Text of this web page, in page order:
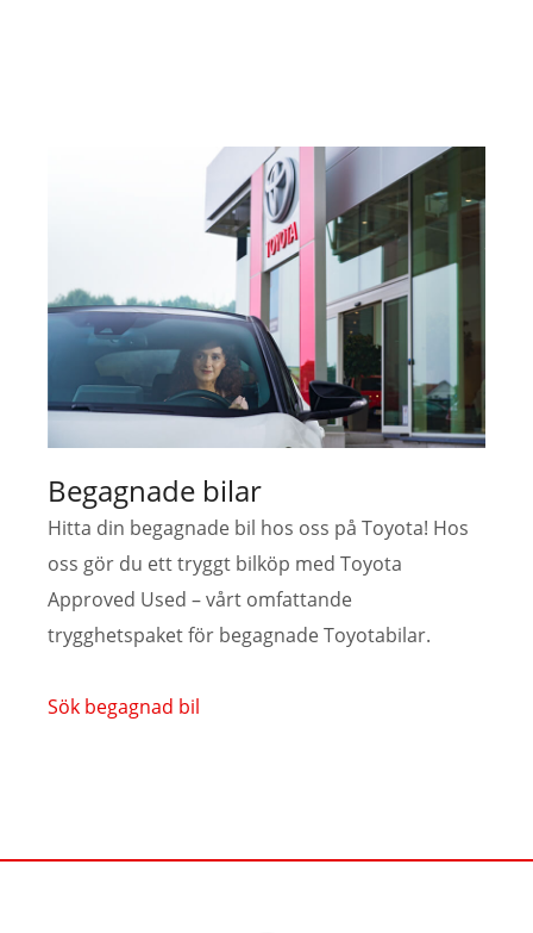
Begagnade bilar
Hitta din begagnade bil hos oss på Toyota! Hos
oss gör du ett tryggt bilköp med Toyota
Approved Used – vårt omfattande
trygghetspaket för begagnade Toyotabilar.
Sök begagnad bil